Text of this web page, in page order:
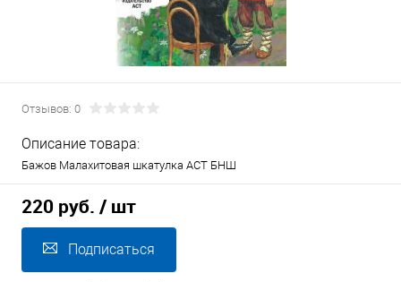
Отзывов: 0
Описание товара:
Бажов Малахитовая шкатулка АСТ БНШ
220 руб. / шт
Подписаться